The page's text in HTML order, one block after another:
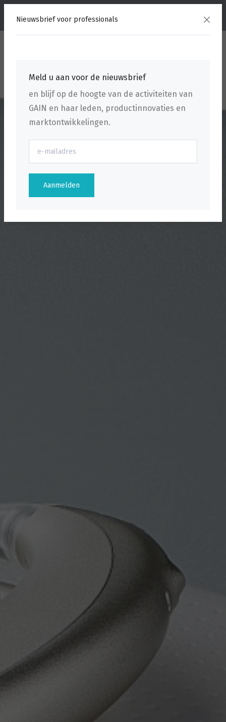
Nieuwsbrief voor professionals
Meld u aan voor de nieuwsbrief
en blijf op de hoogte van de activiteiten van
GAIN en haar leden, productinnovaties en
marktontwikkelingen.